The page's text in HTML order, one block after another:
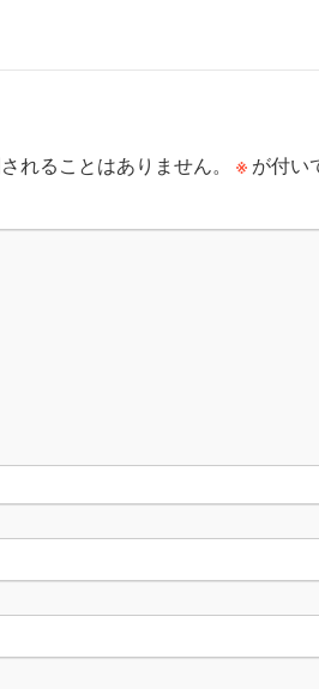
れることはありません。 ※ が付い